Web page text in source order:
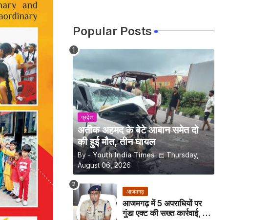
Popular Posts
प्रदेश
अतीक अहमद के बेटे आबान समेत दो
की हुई मौत, तीन घायल
By - Youth India Times
Thursday,
August 06, 2026
आजमगढ़
आजमगढ़ में 5 अपराधियों पर
गुंडा एक्ट की सख्त कार्रवाई, अब